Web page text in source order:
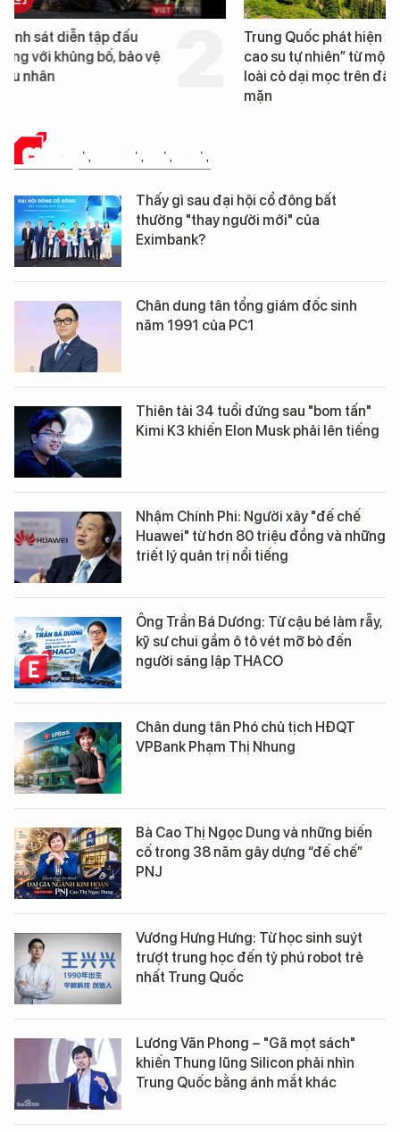
Trung Quốc phát hiện “mỏ
cao su tự nhiên” từ một
loài cỏ dại mọc trên đất
Loạt dự án bất động
Đà Nẵng sắp bị kiểm
CHUYỆN DOANH NHÂN
Thấy gì sau đại hội cổ đông bất
thường "thay người mới" của
Eximbank?
Chân dung tân tổng giám đốc sinh
năm 1991 của PC1
Thiên tài 34 tuổi đứng sau "bom tấn"
Kimi K3 khiến Elon Musk phải lên tiếng
Nhậm Chính Phi: Người xây "đế chế
Huawei" từ hơn 80 triệu đồng và những
triết lý quản trị nổi tiếng
Ông Trần Bá Dương: Từ cậu bé làm rẫy,
kỹ sư chui gầm ô tô vét mỡ bò đến
người sáng lập THACO
Chân dung tân Phó chủ tịch HĐQT
VPBank Phạm Thị Nhung
Bà Cao Thị Ngọc Dung và những biến
cố trong 38 năm gây dựng “đế chế”
PNJ
Vương Hưng Hưng: Từ học sinh suýt
trượt trung học đến tỷ phú robot trẻ
nhất Trung Quốc
Lương Văn Phong – "Gã mọt sách"
khiến Thung lũng Silicon phải nhìn
Trung Quốc bằng ánh mắt khác